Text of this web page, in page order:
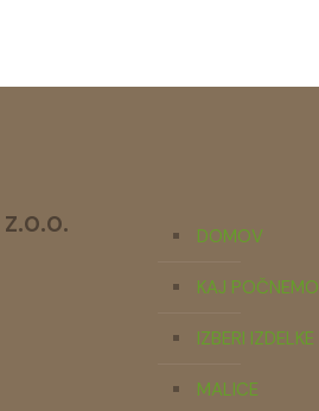
DOMOV
KAJ POČNEMO
IZBERI IZDELKE
MALICE